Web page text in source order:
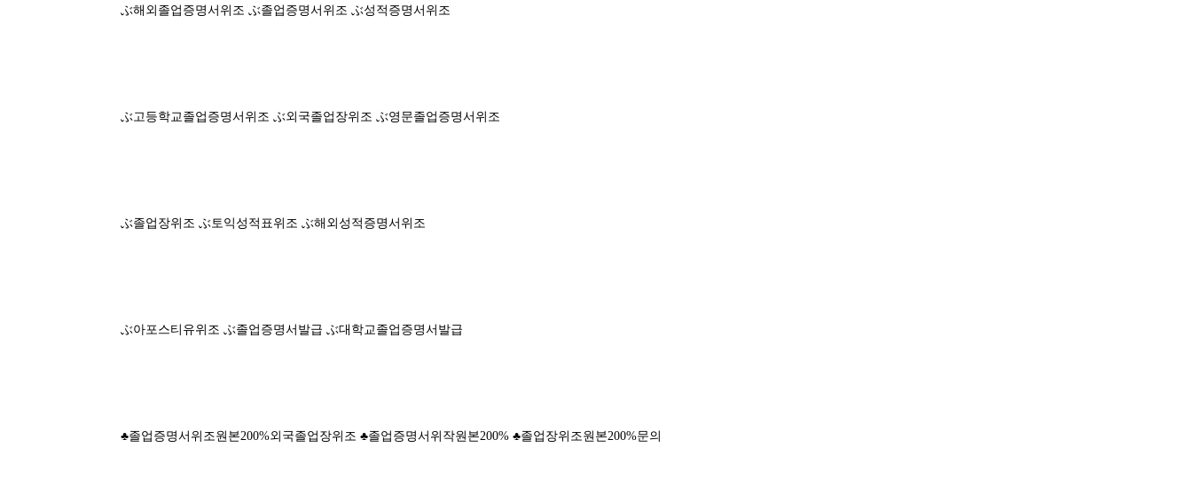
ぶ해외졸업증명서위조 ぶ졸업증명서위조 ぶ성적증명서위조
ぶ고등학교졸업증명서위조 ぶ외국졸업장위조 ぶ영문졸업증명서위조
ぶ졸업장위조 ぶ토익성적표위조 ぶ해외성적증명서위조
ぶ아포스티유위조 ぶ졸업증명서발급 ぶ대학교졸업증명서발급
♣졸업증명서위조원본200%외국졸업장위조 ♣졸업증명서위작원본200% ♣졸업장위조원본200%문의